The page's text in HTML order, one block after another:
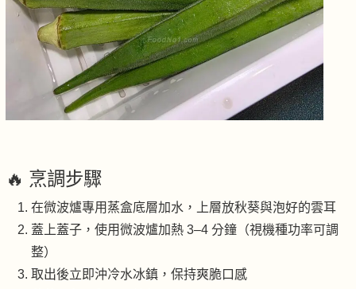
🔥 烹調步驟
在微波爐專用蒸盒底層加水，上層放秋葵與泡好的雲耳
蓋上蓋子，使用微波爐加熱 3–4 分鐘（視機種功率可調
整）
取出後立即沖冷水冰鎮，保持爽脆口感